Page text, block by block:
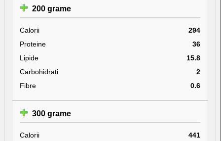
200 grame
Calorii
294
Proteine
36
Lipide
15.8
Carbohidrati
2
Fibre
0.6
300 grame
Calorii
441